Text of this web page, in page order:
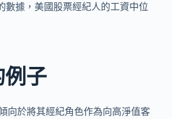
數據，美國股票經紀人的工資中位
例子
向於將其經紀角色作為向高淨值客